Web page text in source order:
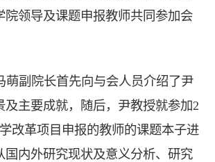
院领导及课题申报教师共同参加会
萌副院长首先向与会人员介绍了尹
及主要成就，随后，尹教授就参加2
改革项目申报的教师的课题本子进
国内外研究现状及意义分析、研究